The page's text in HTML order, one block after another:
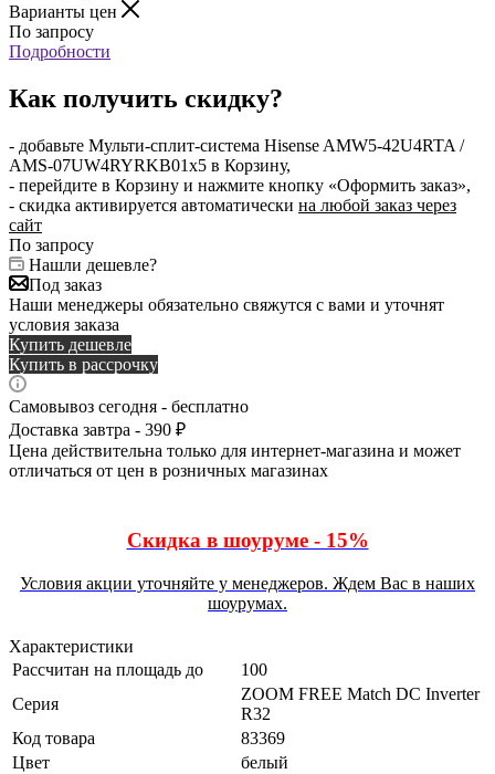
Варианты цен
По запросу
Подробности
Как получить скидку?
- добавьте Мульти-сплит-система Hisense AMW5-42U4RTA /
AMS-07UW4RYRKB01x5 в Корзину,
- перейдите в Корзину и нажмите кнопку «Оформить заказ»,
- скидка активируется автоматически на любой заказ через
сайт
По запросу
Нашли дешевле?
Под заказ
Наши менеджеры обязательно свяжутся с вами и уточнят
условия заказа
Купить дешевле
Купить в рассрочку
Самовывоз сегодня - бесплатно
Доставка завтра - 390 ₽
Цена действительна только для интернет-магазина и может
отличаться от цен в розничных магазинах
Скидка в шоуруме - 15%
Условия акции уточняйте у менеджеров. Ждем Вас в наших
шоурумах.
Характеристики
Рассчитан на площадь до
100
Серия
ZOOM FREE Match DC Inverter
R32
Код товара
83369
Цвет
белый